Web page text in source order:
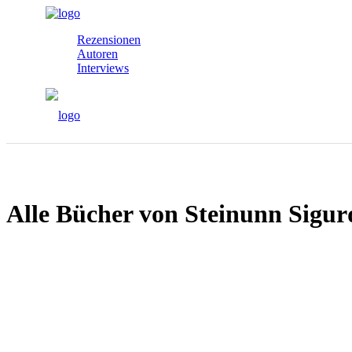
Rezensionen
Autoren
Interviews
Alle Bücher von Steinunn